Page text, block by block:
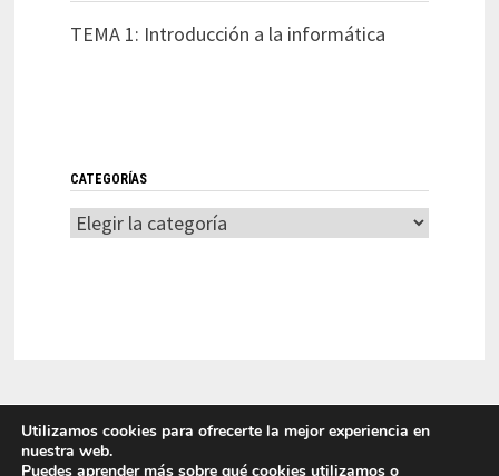
TEMA 1: Introducción a la informática
CATEGORÍAS
Categorías
Utilizamos cookies para ofrecerte la mejor experiencia en
nuestra web.
Puedes aprender más sobre qué cookies utilizamos o